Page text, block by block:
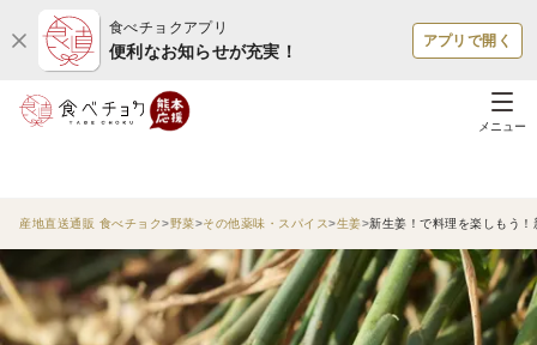
食べチョクアプリ
便利なお知らせが充実！
アプリで開く
メニュー
産地直送通販 食べチョク 野菜 その他薬味・スパイス 生姜 新生姜！で料理を楽しもう